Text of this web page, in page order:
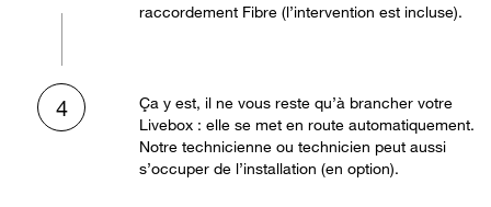
raccordement Fibre (l’intervention est incluse).
4
Ça y est, il ne vous reste qu’à brancher votre
Livebox : elle se met en route automatiquement.
Notre technicienne ou technicien peut aussi
s’occuper de l’installation (en option).